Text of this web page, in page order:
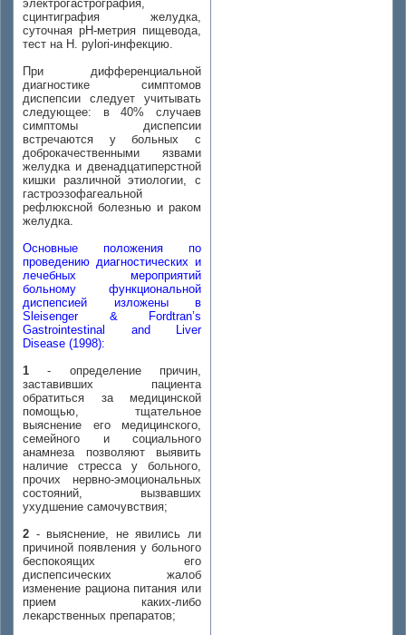
электрогастрография,
сцинтиграфия желудка,
суточная рН-метрия пищевода,
тест на H. pylori-инфекцию.
При дифференциальной
диагностике симптомов
диспепсии следует учитывать
следующее: в 40% случаев
симптомы диспепсии
встречаются у больных с
доброкачественными язвами
желудка и двенадцатиперстной
кишки различной этиологии, с
гастроэзофагеальной
рефлюксной болезнью и раком
желудка.
Основные положения по
проведению диагностических и
лечебных мероприятий
больному функциональной
диспепсией изложены в
Sleisenger & Fordtran’s
Gastrointestinal and Liver
Disease (1998):
1 - определение причин,
заставивших пациента
обратиться за медицинской
помощью, тщательное
выяснение его медицинского,
семейного и социального
анамнеза позволяют выявить
наличие стресса у больного,
прочих нервно-эмоциональных
состояний, вызвавших
ухудшение самочувствия;
2 - выяснение, не явились ли
причиной появления у больного
беспокоящих его
диспепсических жалоб
изменение рациона питания или
прием каких-либо
лекарственных препаратов;